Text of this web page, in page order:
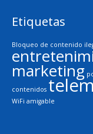
Etiquetas
Bloqueo de contenido
marketing
contenidos
WiFi amigable